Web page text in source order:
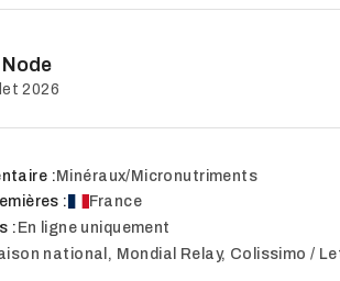
2026
:Minéraux/Micronutriments
:
France
: En ligne uniquement
national, Mondial Relay, Colissimo /